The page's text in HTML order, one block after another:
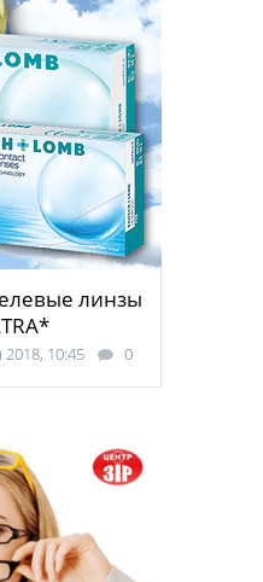
линзы
2018, 10:45 0